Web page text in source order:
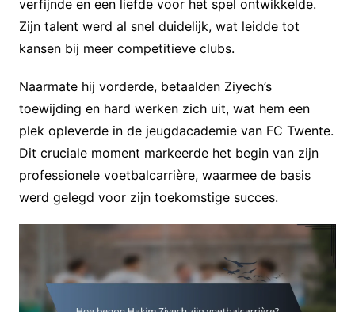
verfijnde en een liefde voor het spel ontwikkelde.
Zijn talent werd al snel duidelijk, wat leidde tot
kansen bij meer competitieve clubs.
Naarmate hij vorderde, betaalden Ziyech’s
toewijding en hard werken zich uit, wat hem een
plek opleverde in de jeugdacademie van FC Twente.
Dit cruciale moment markeerde het begin van zijn
professionele voetbalcarrière, waarmee de basis
werd gelegd voor zijn toekomstige succes.